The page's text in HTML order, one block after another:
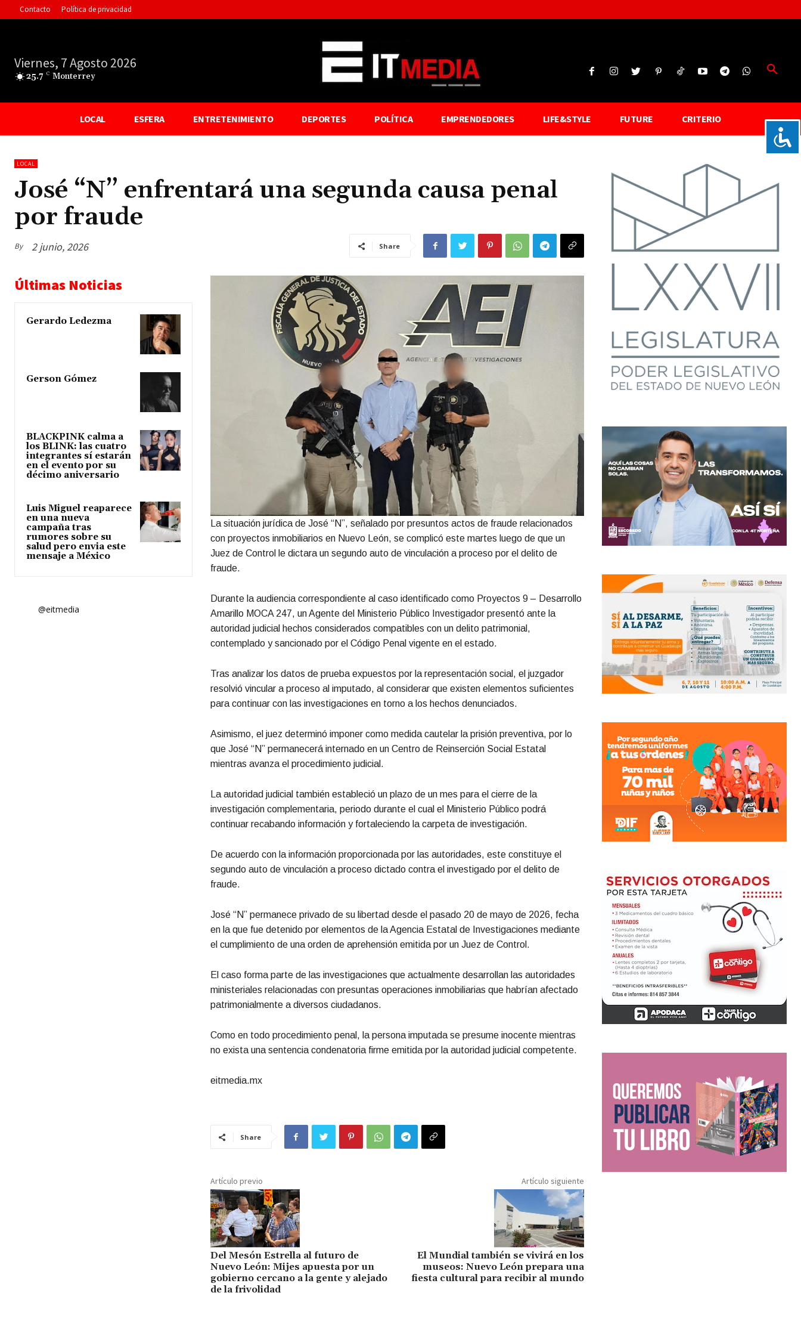
Contacto Política de privacidad
Viernes, 7 Agosto 2026
25.7 C Monterrey
LOCAL ESFERA ENTRETENIMIENTO DEPORTES POLÍTICA EMPRENDEDORES LIFE&STYLE FUTURE CRITERIO
LOCAL
José “N” enfrentará una segunda causa penal
por fraude
By 2 junio, 2026 Share
Últimas Noticias
Gerardo Ledezma
Gerson Gómez
BLACKPINK calma a
los BLINK: las cuatro
integrantes sí estarán
en el evento por su
décimo aniversario
Luis Miguel reaparece
en una nueva
campaña tras
rumores sobre su
salud pero envia este
mensaje a México
@eitmedia
La situación jurídica de José “N”, señalado por presuntos actos de fraude relacionados
con proyectos inmobiliarios en Nuevo León, se complicó este martes luego de que un
Juez de Control le dictara un segundo auto de vinculación a proceso por el delito de
fraude.
Durante la audiencia correspondiente al caso identificado como Proyectos 9 – Desarrollo
Amarillo MOCA 247, un Agente del Ministerio Público Investigador presentó ante la
autoridad judicial hechos considerados compatibles con un delito patrimonial,
contemplado y sancionado por el Código Penal vigente en el estado.
Tras analizar los datos de prueba expuestos por la representación social, el juzgador
resolvió vincular a proceso al imputado, al considerar que existen elementos suficientes
para continuar con las investigaciones en torno a los hechos denunciados.
Asimismo, el juez determinó imponer como medida cautelar la prisión preventiva, por lo
que José “N” permanecerá internado en un Centro de Reinserción Social Estatal
mientras avanza el procedimiento judicial.
La autoridad judicial también estableció un plazo de un mes para el cierre de la
investigación complementaria, periodo durante el cual el Ministerio Público podrá
continuar recabando información y fortaleciendo la carpeta de investigación.
De acuerdo con la información proporcionada por las autoridades, este constituye el
segundo auto de vinculación a proceso dictado contra el investigado por el delito de
fraude.
José “N” permanece privado de su libertad desde el pasado 20 de mayo de 2026, fecha
en la que fue detenido por elementos de la Agencia Estatal de Investigaciones mediante
el cumplimiento de una orden de aprehensión emitida por un Juez de Control.
El caso forma parte de las investigaciones que actualmente desarrollan las autoridades
ministeriales relacionadas con presuntas operaciones inmobiliarias que habrían afectado
patrimonialmente a diversos ciudadanos.
Como en todo procedimiento penal, la persona imputada se presume inocente mientras
no exista una sentencia condenatoria firme emitida por la autoridad judicial competente.
eitmedia.mx
Share
Artículo previo
Del Mesón Estrella al futuro de
Nuevo León: Mijes apuesta por un
gobierno cercano a la gente y alejado
de la frivolidad
Artículo siguiente
El Mundial también se vivirá en los
museos: Nuevo León prepara una
fiesta cultural para recibir al mundo